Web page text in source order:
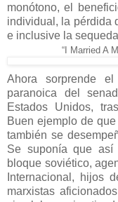
monótono, el
individual, la pérdida
e inclusive la
“I Married A
Ahora sorprende
paranoica del
Estados Unidos,
Buen ejemplo de
también se
Se suponía que
bloque soviético,
Internacional, hijos
marxistas